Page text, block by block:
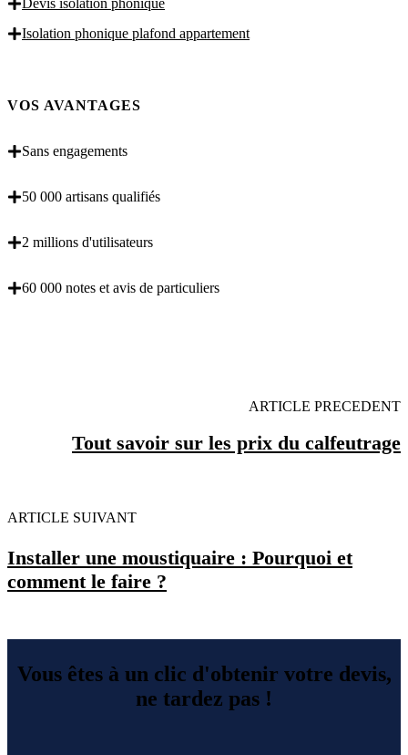
Isolation phonique plafond appartement
VOS AVANTAGES
Sans engagements
50 000 artisans qualifiés
2 millions d'utilisateurs
60 000 notes et avis de particuliers
ARTICLE PRECEDENT
Tout savoir sur les prix du calfeutrage
ARTICLE SUIVANT
Installer une moustiquaire : Pourquoi et
comment le faire ?
Vous êtes à un clic d'obtenir votre devis,
ne tardez pas !